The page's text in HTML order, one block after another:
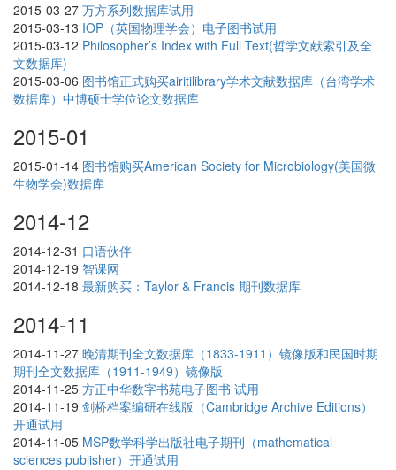
2015-03-27 万方系列数据库试用
2015-03-13 IOP（英国物理学会）电子图书试用
2015-03-12 Philosopher’s Index with Full Text(哲学文献索引及全
文数据库)
2015-03-06 图书馆正式购买airitilibrary学术文献数据库（台湾学术
数据库）中博硕士学位论文数据库
2015-01
2015-01-14 图书馆购买American Society for Microbiology(美国微
生物学会)数据库
2014-12
2014-12-31 口语伙伴
2014-12-19 智课网
2014-12-18 最新购买：Taylor & Francis 期刊数据库
2014-11
2014-11-27 晚清期刊全文数据库（1833-1911）镜像版和民国时期
期刊全文数据库（1911-1949）镜像版
2014-11-25 方正中华数字书苑电子图书 试用
2014-11-19 剑桥档案编研在线版（Cambridge Archive Editions）
开通试用
2014-11-05 MSP数学科学出版社电子期刊（mathematical
sciences publisher）开通试用